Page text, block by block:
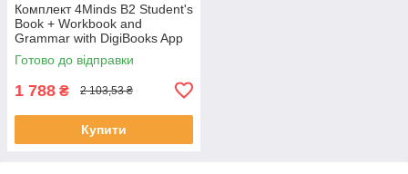
Комплект 4Minds B2 Student's
Book + Workbook and
Grammar with DigiBooks App
(Підручник + робочий зошит)
Готово до відправки
1 788 ₴ 2 103,53 ₴
Купити